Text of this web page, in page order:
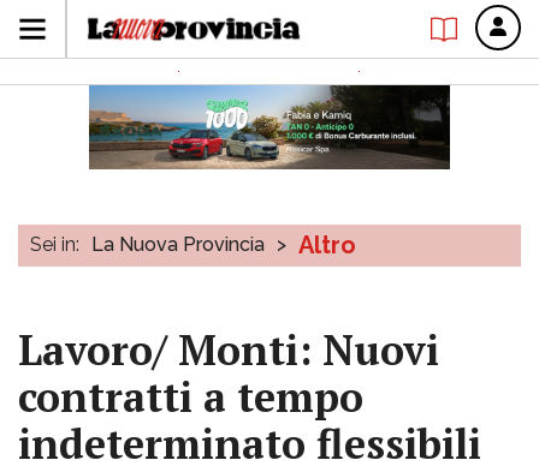
Sei in: La Nuova Provincia > Altro
Lavoro/ Monti: Nuovi
contratti a tempo
indeterminato flessibili